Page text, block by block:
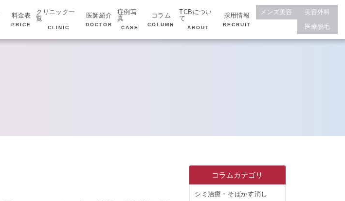
料金表
PRICE
クリニック一
覧
CLINIC
医師紹介
DOCTOR
症例写
真
CASE
コラム
COLUMN
TCBについ
て
ABOUT
採用情報
RECRUIT
メンズ美容
美容外科
医療脱毛
コラムカテゴリ
シミ治療・そばかす消し